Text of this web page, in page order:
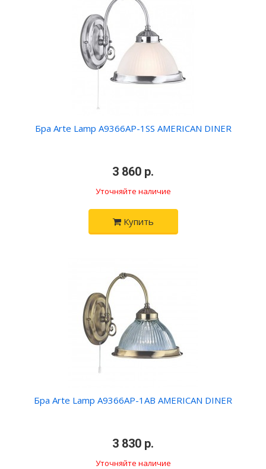
Бра Arte Lamp A9366AP-1SS AMERICAN DINER
3 860 р.
Уточняйте наличие
Купить
Бра Arte Lamp A9366AP-1AB AMERICAN DINER
3 830 р.
Уточняйте наличие